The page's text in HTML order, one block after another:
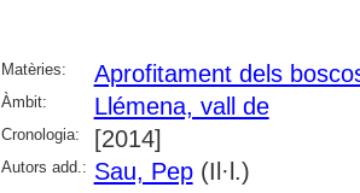
Matèries: Aprofitament dels
Àmbit: Llémena, vall de
Cronologia: [2014]
Autors add.: Sau, Pep(Il·l.)